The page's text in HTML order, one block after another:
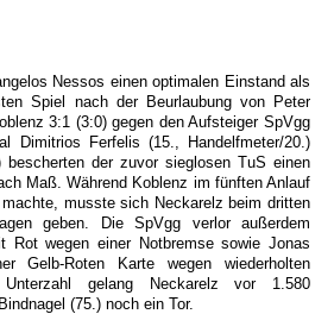
Nessos einen optimalen Einstand als
Spiel nach der Beurlaubung von Peter
3:1 (3:0) gegen den Aufsteiger SpVgg
Dimitrios Ferfelis (15., Handelfmeter/20.)
der zuvor sieglosen TuS einen
Maß. Während Koblenz im fünften Anlauf
musste sich Neckarelz beim dritten
geben. Die SpVgg verlor außerdem
wegen einer Notbremse sowie Jonas
Gelb-Roten Karte wegen wiederholten
gelang Neckarelz vor 1.580
(75.) noch ein Tor.